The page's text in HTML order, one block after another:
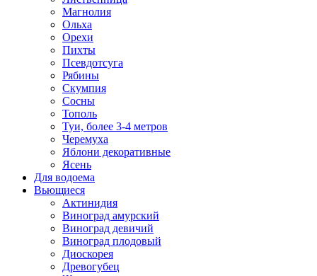
Магнолия
Ольха
Орехи
Пихты
Псевдотсуга
Рябины
Скумпия
Сосны
Тополь
Туи, более 3-4 метров
Черемуха
Яблони декоративные
Ясень
Для водоема
Вьющиеся
Актинидия
Виноград амурский
Виноград девичий
Виноград плодовый
Диоскорея
Древогубец